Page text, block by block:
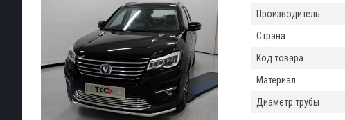
Производитель
Страна
Код товара
Материал
Диаметр трубы